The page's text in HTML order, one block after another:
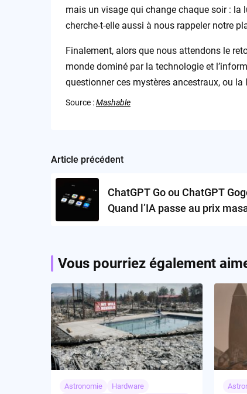
mais un visage qui change chaque soir : la
cherche-t-elle aussi à nous rappeler notre
Finalement, alors que nous attendons le
monde dominé par la technologie et
questionner ces mystères ancestraux, ou
Source :Mashable
Post
navigation
Article précédent
ChatGPT Go ou ChatGPT
Quand l’IA passe au prix
Vous pourriez également
Astronomie
Hardware